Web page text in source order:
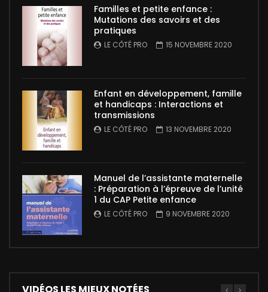
Familles et petite enfance :
Mutations des savoirs et des
pratiques
LE CÔTÉ PRO 15 NOVEMBRE 2020
Enfant en développement, famille
et handicaps : Interactions et
transmissions
LE CÔTÉ PRO 13 NOVEMBRE 2020
Manuel de l’assistante maternelle
: Préparation à l’épreuve de l’unité
1 du CAP Petite enfance
LE CÔTÉ PRO 9 NOVEMBRE 2020